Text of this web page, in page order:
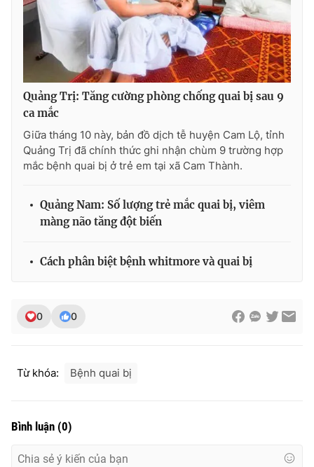
Hitech Công nghệ tương lai
Sản phẩm
Thị trường
Tư vấn
Giao lưu trực tuyến
Lịch phát sóng
Chuyên mục khác
Emagazine Podcast
Infographic
Video Shorts video
VTV Money VTV Thể thao
VTV4
VTV9
Liên hệ tòa soạn
Quảng Trị: Tăng cường phòng chống quai bị sau 9
ca mắc
Giữa tháng 10 này, bản đồ dịch tễ huyện Cam Lộ, tỉnh
Quảng Trị đã chính thức ghi nhận chùm 9 trường hợp
mắc bệnh quai bị ở trẻ em tại xã Cam Thành.
Quảng Nam: Số lượng trẻ mắc quai bị, viêm
màng não tăng đột biến
Cách phân biệt bệnh whitmore và quai bị
0 0
Từ khóa: Bệnh quai bị
Bình luận (0)